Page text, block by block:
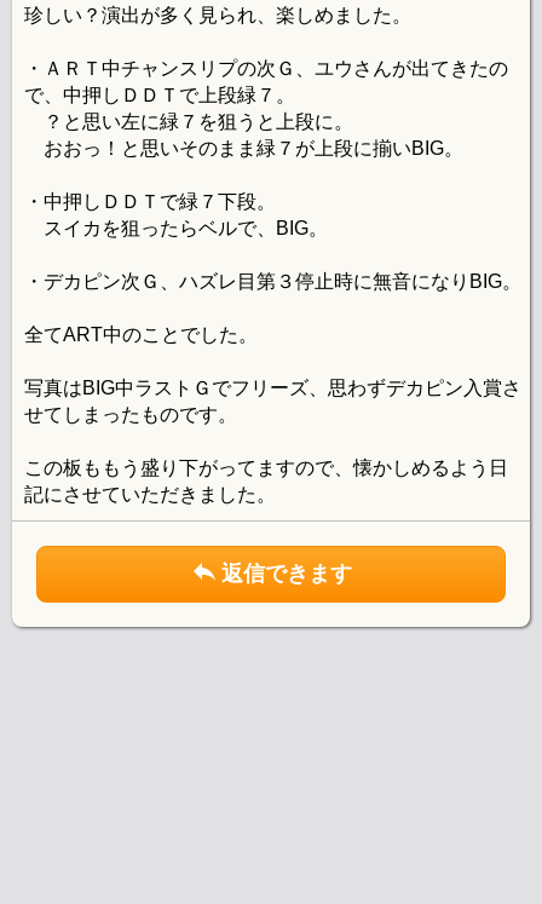
珍しい？演出が多く見られ、楽しめました。
・ＡＲＴ中チャンスリプの次Ｇ、ユウさんが出てきたの
で、中押しＤＤＴで上段緑７。
？と思い左に緑７を狙うと上段に。
おおっ！と思いそのまま緑７が上段に揃いBIG。
・中押しＤＤＴで緑７下段。
スイカを狙ったらベルで、BIG。
・デカピン次Ｇ、ハズレ目第３停止時に無音になりBIG。
全てART中のことでした。
写真はBIG中ラストＧでフリーズ、思わずデカピン入賞さ
せてしまったものです。
この板ももう盛り下がってますので、懐かしめるよう日
記にさせていただきました。
返信できます